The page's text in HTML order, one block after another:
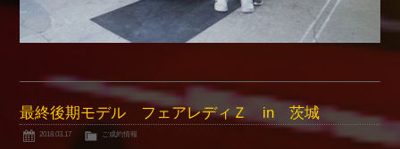
最終後期モデル フェアレディＺ in 茨城
2018.03.17 ご成約情報